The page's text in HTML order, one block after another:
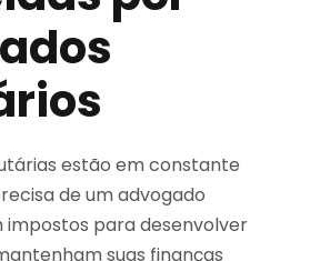
estão em constante
de um advogado
impostos para desenvolver
suas finanças